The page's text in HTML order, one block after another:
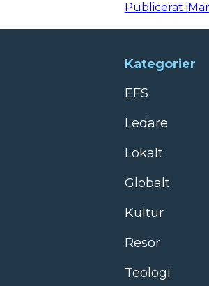
Publicerat i
Kategorier
EFS
Ledare
Lokalt
Globalt
Kultur
Resor
Teologi